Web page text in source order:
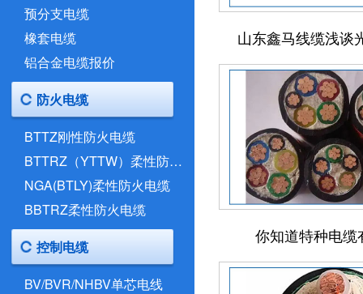
山东鑫马线缆浅谈
你知道特种电缆
预分支电缆
橡套电缆
铝合金电缆报价
防火电缆
BTTZ刚性防火电缆
BTTRZ（YTTW）柔性防火电缆
NGA(BTLY)柔性防火电缆
BBTRZ柔性防火电缆
控制电缆
BV/BVR/NHBV单芯电线